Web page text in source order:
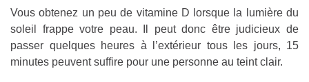
Vous obtenez un peu de vitamine D lorsque la lumière du
soleil frappe votre peau. Il peut donc être judicieux de
passer quelques heures à l’extérieur tous les jours, 15
minutes peuvent suffire pour une personne au teint clair.